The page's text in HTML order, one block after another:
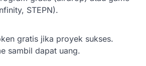
STEPN).
gratis jika proyek sukses.
sambil dapat uang.